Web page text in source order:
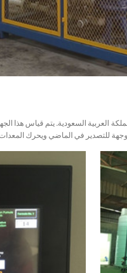
العربية السعودية. يتم قياس هذا
للتصدير في الماضي ويحرك المعدات